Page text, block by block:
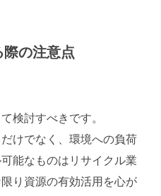
の注意点
検討すべきです。
けでなく、環境への負荷
能なものはリサイクル業
り資源の有効活用を心が